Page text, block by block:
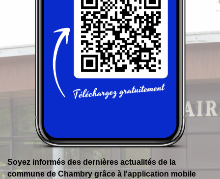
Soyez informés des dernières actualités de la
commune de Chambry grâce à l'application mobile